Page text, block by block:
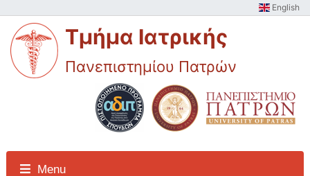
English
Τμήμα Ιατρικής
Πανεπιστημίου Πατρών
Menu
Ανακοινώσεις